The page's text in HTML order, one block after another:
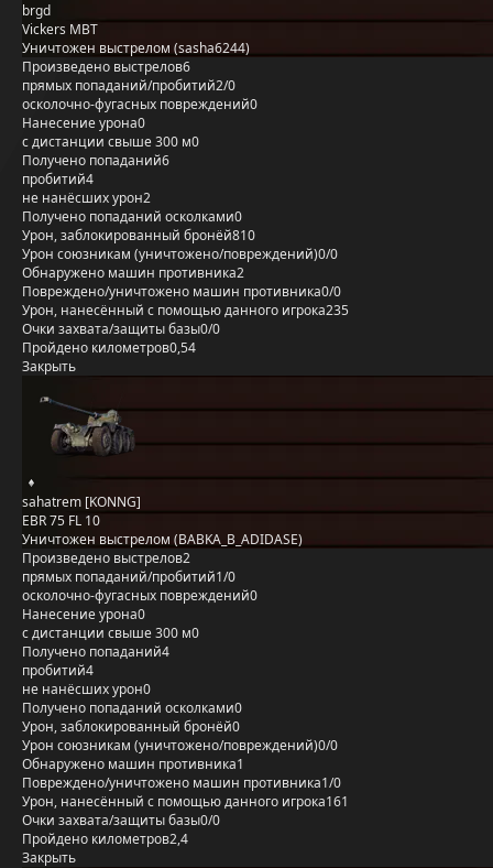
brgd
Vickers MBT
Уничтожен выстрелом (sasha6244)
Произведено выстрелов6
прямых попаданий/пробитий2/0
осколочно-фугасных повреждений0
Нанесение урона0
с дистанции свыше 300 м0
Получено попаданий6
пробитий4
не нанёсших урон2
Получено попаданий осколками0
Урон, заблокированный бронёй810
Урон союзникам (уничтожено/повреждений)0/0
Обнаружено машин противника2
Повреждено/уничтожено машин противника0/0
Урон, нанесённый с помощью данного игрока235
Очки захвата/защиты базы0/0
Пройдено километров0,54
Закрыть
sahatrem [KONNG]
EBR 75 FL 10
Уничтожен выстрелом (BABKA_B_ADIDASE)
Произведено выстрелов2
прямых попаданий/пробитий1/0
осколочно-фугасных повреждений0
Нанесение урона0
с дистанции свыше 300 м0
Получено попаданий4
пробитий4
не нанёсших урон0
Получено попаданий осколками0
Урон, заблокированный бронёй0
Урон союзникам (уничтожено/повреждений)0/0
Обнаружено машин противника1
Повреждено/уничтожено машин противника1/0
Урон, нанесённый с помощью данного игрока161
Очки захвата/защиты базы0/0
Пройдено километров2,4
Закрыть